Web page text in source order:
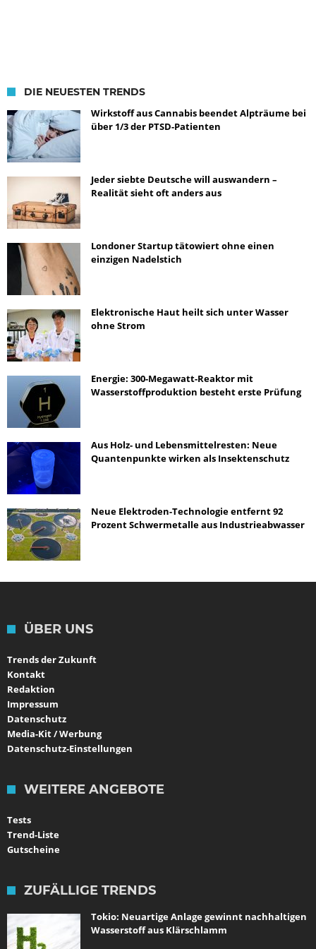
DIE NEUESTEN TRENDS
Wirkstoff aus Cannabis beendet Alpträume bei
über 1/3 der PTSD-Patienten
Jeder siebte Deutsche will auswandern –
Realität sieht oft anders aus
Londoner Startup tätowiert ohne einen
einzigen Nadelstich
Elektronische Haut heilt sich unter Wasser
ohne Strom
Energie: 300-Megawatt-Reaktor mit
Wasserstoffproduktion besteht erste Prüfung
Aus Holz- und Lebensmittelresten: Neue
Quantenpunkte wirken als Insektenschutz
Neue Elektroden-Technologie entfernt 92
Prozent Schwermetalle aus Industrieabwasser
ÜBER UNS
Trends der Zukunft
Kontakt
Redaktion
Impressum
Datenschutz
Media-Kit / Werbung
Datenschutz-Einstellungen
WEITERE ANGEBOTE
Tests
Trend-Liste
Gutscheine
ZUFÄLLIGE TRENDS
Tokio: Neuartige Anlage gewinnt nachhaltigen
Wasserstoff aus Klärschlamm